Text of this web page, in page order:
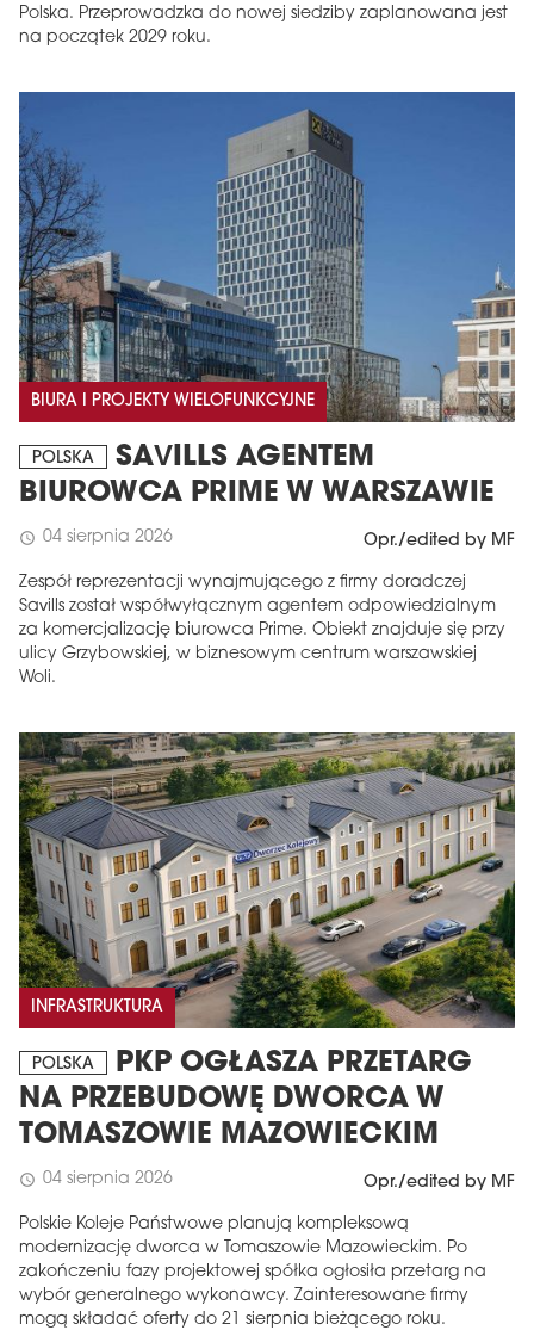
Polska. Przeprowadzka do nowej siedziby zaplanowana jest
na początek 2029 roku.
BIURA I PROJEKTY WIELOFUNKCYJNE
POLSKA
SAVILLS AGENTEM
BIUROWCA PRIME W WARSZAWIE
schedule 04 sierpnia 2026 Opr./edited by MF
Zespół reprezentacji wynajmującego z firmy doradczej
Savills został współwyłącznym agentem odpowiedzialnym
za komercjalizację biurowca Prime. Obiekt znajduje się przy
ulicy Grzybowskiej, w biznesowym centrum warszawskiej
Woli.
INFRASTRUKTURA
POLSKA
PKP OGŁASZA PRZETARG
NA PRZEBUDOWĘ DWORCA W
TOMASZOWIE MAZOWIECKIM
schedule 04 sierpnia 2026 Opr./edited by MF
Polskie Koleje Państwowe planują kompleksową
modernizację dworca w Tomaszowie Mazowieckim. Po
zakończeniu fazy projektowej spółka ogłosiła przetarg na
wybór generalnego wykonawcy. Zainteresowane firmy
mogą składać oferty do 21 sierpnia bieżącego roku.